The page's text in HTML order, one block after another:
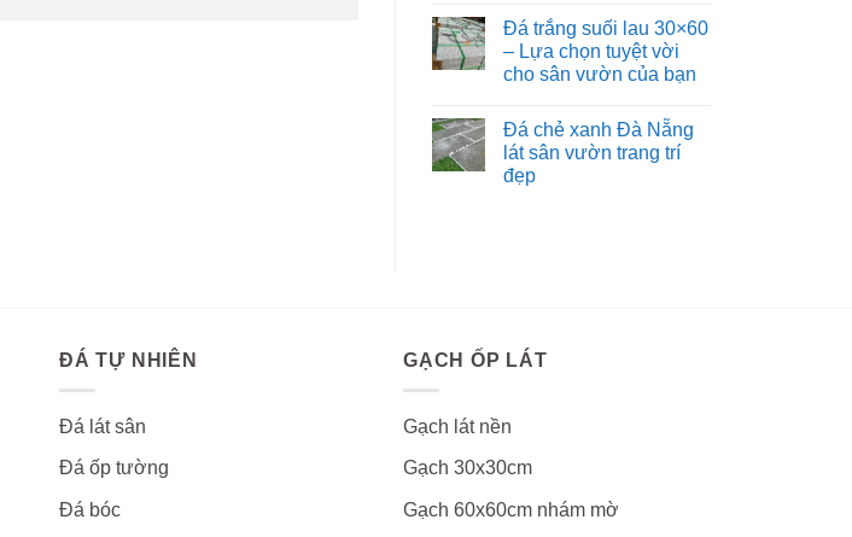
Đá trắng suối lau 30×60
– Lựa chọn tuyệt vời
cho sân vườn của bạn
Đá chẻ xanh Đà Nẵng
lát sân vườn trang trí
đẹp
ĐÁ TỰ NHIÊN
Đá lát sân
Đá ốp tường
Đá bóc
GẠCH ỐP LÁT
Gạch lát nền
Gạch 30x30cm
Gạch 60x60cm nhám mờ